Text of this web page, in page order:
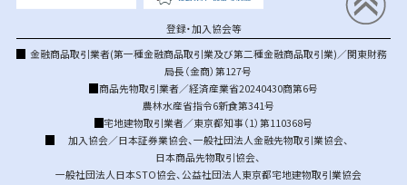
登録・加入協会等
金融商品取引業者(第一種金融商品取引業及び第二種金融商品取引業)／関東財務
局長（金商）第127号
商品先物取引業者／経済産業省20240430商第6号
農林水産省指令6新食第341号
宅地建物取引業者／東京都知事（1）第110368号
加入協会／日本証券業協会、 一般社団法人金融先物取引業協会、
日本商品先物取引協会、
一般社団法人日本STO協会、 公益社団法人東京都宅地建物取引業協会